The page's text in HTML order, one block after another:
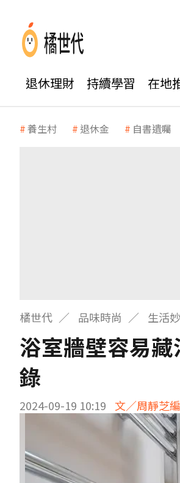
退休理財 持續學習 在地
養生村 退休金 自書遺囑
橘世代 品味時尚 生活
浴室牆壁容易
錄
2024-09-19 10:19 文／周靜芝